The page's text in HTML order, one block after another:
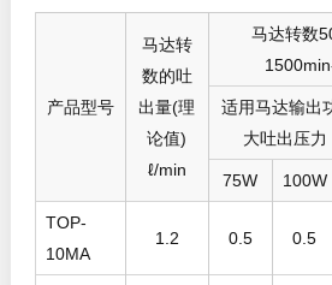
产品型号
马达转
数的吐
出量(理
论值)
ℓ/min
马达转数
1500min
适用马达输出
大吐出压力
75W 100W
TOP-
10MA
1.2 0.5 0.5